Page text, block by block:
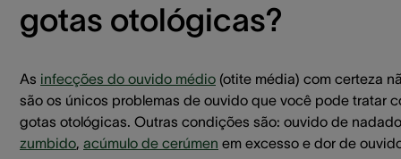
gotas otológicas?
As infecções do ouvido médio (otite média) com certeza
são os únicos problemas de ouvido que você pode tratar
gotas otológicas. Outras condições são: ouvido de
zumbido, acúmulo de cerúmen em excesso e dor de